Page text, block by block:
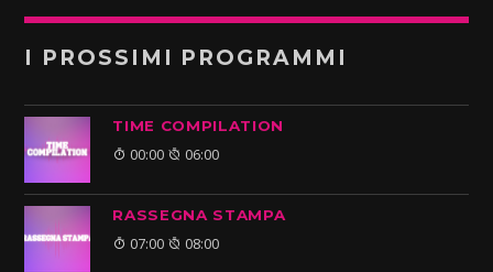
I PROSSIMI PROGRAMMI
TIME COMPILATION
00:00 06:00
RASSEGNA STAMPA
07:00 08:00